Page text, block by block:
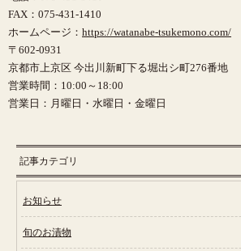
FAX：075-431-1410
ホームページ： https://watanabe-tsukemono.com/
〒602-0931
京都市上京区 今出川新町下る堀出シ町276番地
営業時間：10:00～18:00
営業日：月曜日・水曜日・金曜日
記事カテゴリ
お知らせ
旬のお漬物